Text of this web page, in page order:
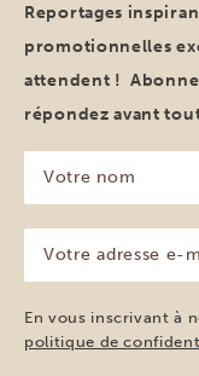
Reportages
promotionnelles
attendent !
répondez avant
nom
(Nécessaire)
adresse
e-
mail
(Nécessaire)
En vous inscrivant à
politique de